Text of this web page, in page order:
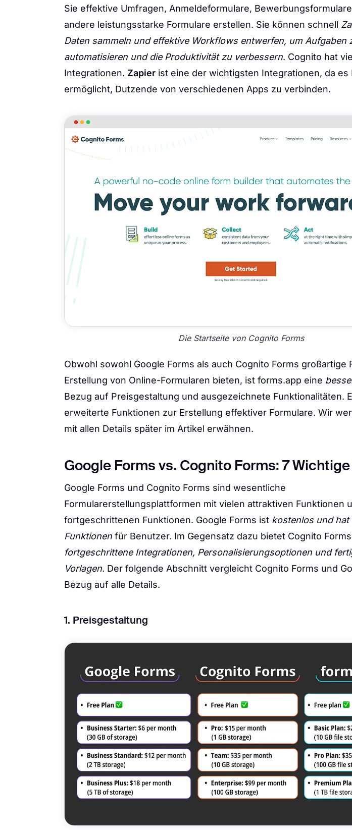
Sie effektive Umfragen, Anmeldeformulare,
andere leistungsstarke Formulare erstellen. Sie können schnell
Daten sammeln und effektive Workflows entwerfen, um Aufgaben
automatisieren und die Produktivität zu verbessern. Cognito hat
Integrationen. Zapier ist eine der wichtigsten Integrationen, da es
ermöglicht, Dutzende von verschiedenen Apps zu verbinden.
Die Startseite von Cognito Forms
Obwohl sowohl Google Forms als auch Cognito Forms großartige
Erstellung von Online-Formularen bieten, ist forms.app eine
Bezug auf Preisgestaltung und ausgezeichnete Funktionalitäten.
erweiterte Funktionen zur Erstellung effektiver Formulare. Wir
mit allen Details später im Artikel erwähnen.
Google Forms vs. Cognito Forms: 7
Google Forms und Cognito Forms sind wesentliche
Formularerstellungsplattformen mit vielen attraktiven Funktionen
fortgeschrittenen Funktionen. Google Forms ist kostenlos und hat
Funktionen für Benutzer. Im Gegensatz dazu bietet Cognito Forms
fortgeschrittene Integrationen, Personalisierungsoptionen und
Vorlagen. Der folgende Abschnitt vergleicht Cognito Forms und
Bezug auf alle Details.
1. Preisgestaltung